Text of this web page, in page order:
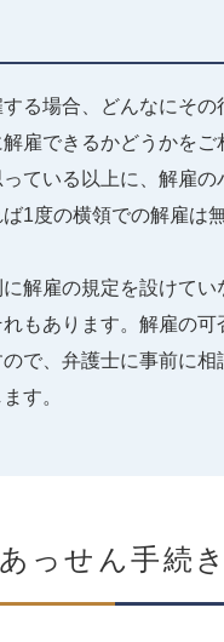
る場合、どんなにその
雇できるかどうかをご
ている以上に、解雇の
ば1度の横領での解雇は
解雇の規定を設けてい
もあります。解雇の可
で、弁護士に事前に相
す。
っせん手続